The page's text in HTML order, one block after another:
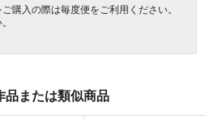
購入の際は毎度便をご利用ください。
品または類似商品